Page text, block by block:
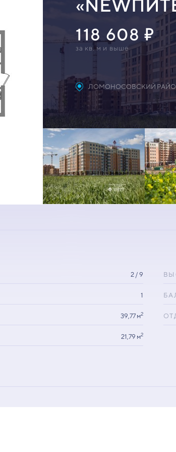
118 608
за кв. м и выше
ЛОМОНОСОВСКИЙ
2 / 9
1
39,77 м2
21,79 м2